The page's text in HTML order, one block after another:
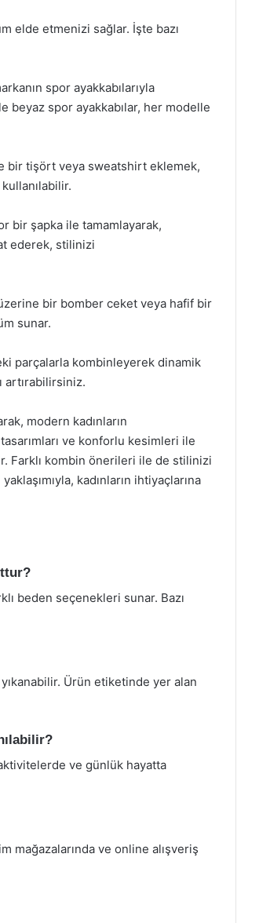
elde etmenizi sağlar. İşte bazı
spor ayakkabılarıyla
beyaz spor ayakkabılar, her modelle
bir tişört veya sweatshirt eklemek,
bir şapka ile tamamlayarak,
ederek, stilinizi
bir bomber ceket veya hafif bir
sunar.
parçalarla kombinleyerek dinamik
artırabilirsiniz.
modern kadınların
ve konforlu kesimleri ile
Farklı kombin önerileri ile de stilinizi
kadınların ihtiyaçlarına
beden seçenekleri sunar. Bazı
Ürün etiketinde yer alan
ve günlük hayatta
mağazalarında ve online alışveriş